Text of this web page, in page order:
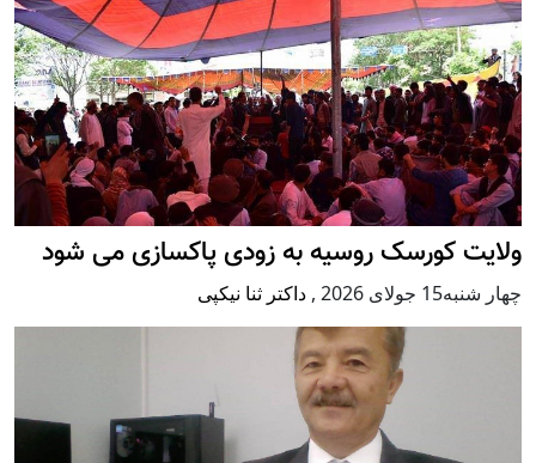
ولایت کورسک روسیه به زودی پاکسازی می شود
چهار شنبه15 جولای 2026 , داکتر ثنا نیکپی